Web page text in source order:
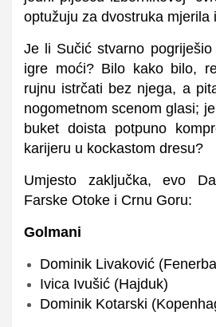
optužuju za dvostruka mjerila
Je li Sučić stvarno
igre moći? Bilo kako bilo,
rujnu istrčati bez njega, a
nogometnom scenom glasi;
buket doista potpuno
karijeru u kockastom dresu?
Umjesto zaključka, evo
Farske Otoke i Crnu Goru:
Golmani
Dominik Livaković
Ivica Ivušić (Hajduk)
Dominik Kotarski